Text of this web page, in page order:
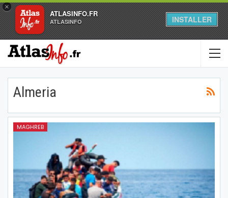
×
ATLASINFO.FR
ATLASINFO INSTALLER
Almeria
MAGHREB